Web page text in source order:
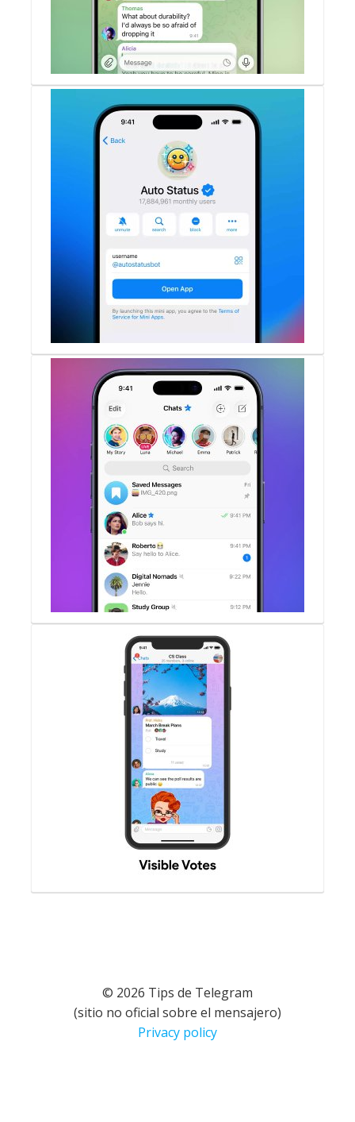
© 2026 Tips de Telegram
(sitio no oficial sobre el mensajero)
Privacy policy